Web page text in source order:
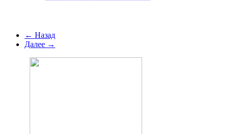
← Назад
Далее →